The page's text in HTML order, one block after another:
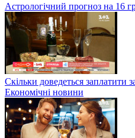
Астрологічний прогноз на 16
Скільки доведеться заплатити
Економічні новини